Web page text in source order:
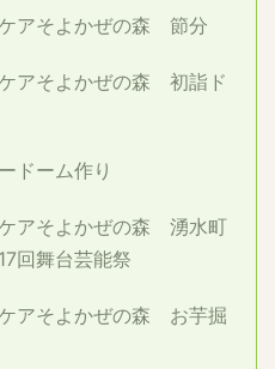
アそよかぜの森 節分
アそよかぜの森 初詣ド
ドーム作り
アそよかぜの森 湧水町
回舞台芸能祭
アそよかぜの森 お芋掘